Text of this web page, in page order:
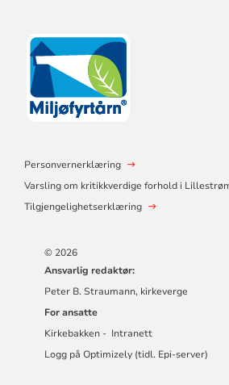
Personvernerklæring
Varsling om kritikkverdige forhold i
Tilgjengelighetserklæring
© 2026
Ansvarlig redaktør:
Peter B. Straumann, kirkeverge
For ansatte
Kirkebakken - Intranett
Logg på Optimizely (tidl. Epi-server)